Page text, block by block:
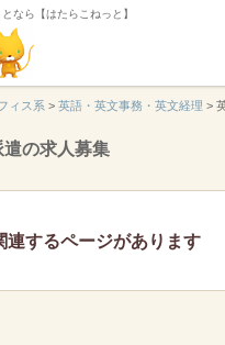
なら【はたらこねっと】
ィス系 > 英語・英文事務・英文経理 >
の求人募集
連するページがあります